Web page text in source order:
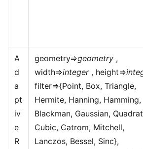
A
d
a
pt
iv
e
R
geometry=>geometry ,
width=>integer, height=>
filter=>{Point, Box, Triangle,
Hermite, Hanning, Hamming,
Blackman, Gaussian,
Cubic, Catrom, Mitchell,
Lanczos, Bessel, Sinc},